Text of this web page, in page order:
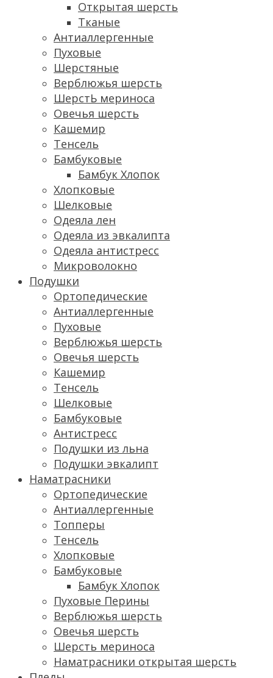
Открытая шерсть
Тканые
Антиаллергенные
Пуховые
Шерстяные
Верблюжья шерсть
ШерстЬ мериноса
Овечья шерсть
Кашемир
Тенсель
Бамбуковые
Бамбук Хлопок
Хлопковые
Шелковые
Одеяла лен
Одеяла из эвкалипта
Одеяла антистресс
Микроволокно
Подушки
Ортопедические
Антиаллергенные
Пуховые
Верблюжья шерсть
Овечья шерсть
Кашемир
Тенсель
Шелковые
Бамбуковые
Антистресс
Подушки из льна
Подушки эвкалипт
Наматрасники
Ортопедические
Антиаллергенные
Топперы
Тенсель
Хлопковые
Бамбуковые
Бамбук Хлопок
Пуховые Перины
Верблюжья шерсть
Овечья шерсть
Шерсть мериноса
Наматрасники открытая шерсть